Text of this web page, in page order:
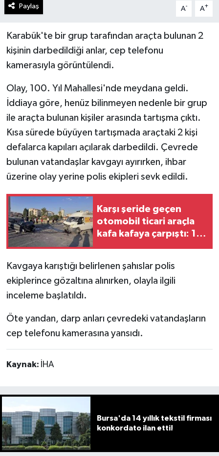
Paylaş A- A+
Karabük'te bir grup tarafından araçta bulunan 2
kişinin darbedildiği anlar, cep telefonu
kamerasıyla görüntülendi.
Olay, 100. Yıl Mahallesi'nde meydana geldi.
İddiaya göre, henüz bilinmeyen nedenle bir grup
ile araçta bulunan kişiler arasında tartışma çıktı.
Kısa sürede büyüyen tartışmada araçtaki 2 kişi
defalarca kapıları açılarak darbedildi. Çevrede
bulunan vatandaşlar kavgayı ayırırken, ihbar
üzerine olay yerine polis ekipleri sevk edildi.
Karşı şeride geçen
otomobil ticari araçla
kafa kafaya çarpıştı: 1'i
Kavgaya karıştığı belirlenen şahıslar polis
ekiplerince gözaltına alınırken, olayla ilgili
inceleme başlatıldı.
Öte yandan, darp anları çevredeki vatandaşların
cep telefonu kamerasına yansıdı.
Kaynak: İHA
Bursa'da 14 yıllık tekstil firması
konkordato ilan etti!